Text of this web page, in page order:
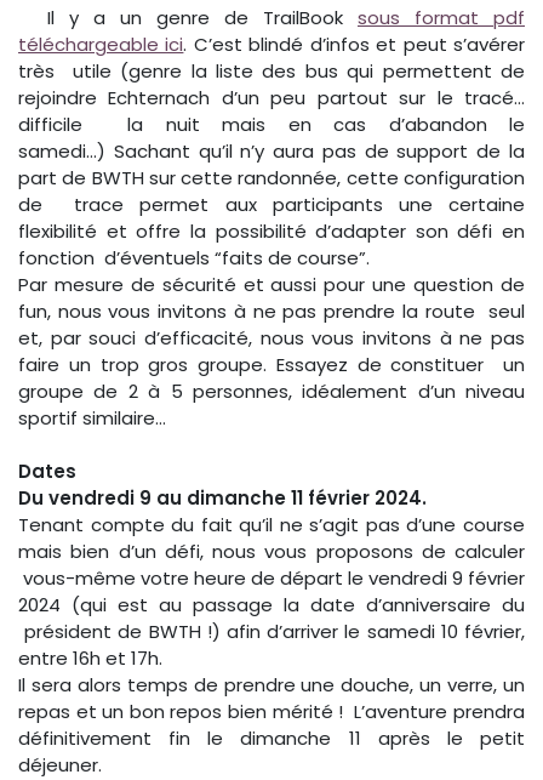
Il y a un genre de TrailBook sous format pdf
téléchargeable ici. C’est blindé d’infos et peut s’avérer
très utile (genre la liste des bus qui permettent de
rejoindre Echternach d’un peu partout sur le tracé…
difficile la nuit mais en cas d’abandon le
samedi…) Sachant qu’il n’y aura pas de support de la
part de BWTH sur cette randonnée, cette configuration
de trace permet aux participants une certaine
flexibilité et offre la possibilité d’adapter son défi en
fonction d’éventuels “faits de course”.
Par mesure de sécurité et aussi pour une question de
fun, nous vous invitons à ne pas prendre la route seul
et, par souci d’efficacité, nous vous invitons à ne pas
faire un trop gros groupe. Essayez de constituer un
groupe de 2 à 5 personnes, idéalement d’un niveau
sportif similaire…
Dates
Du vendredi 9 au dimanche 11 février 2024.
Tenant compte du fait qu’il ne s’agit pas d’une course
mais bien d’un défi, nous vous proposons de calculer
vous-même votre heure de départ le vendredi 9 février
2024 (qui est au passage la date d’anniversaire du
président de BWTH !) afin d’arriver le samedi 10 février,
entre 16h et 17h.
Il sera alors temps de prendre une douche, un verre, un
repas et un bon repos bien mérité ! L’aventure prendra
définitivement fin le dimanche 11 après le petit
déjeuner.